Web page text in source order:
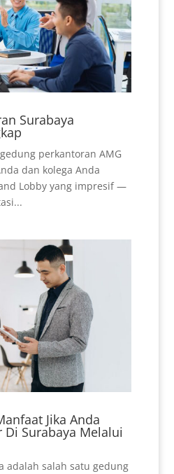
Surabaya
perkantoran AMG
dan kolega Anda
Lobby yang impresif —
Jika Anda
Di Surabaya Melalui
adalah salah satu gedung